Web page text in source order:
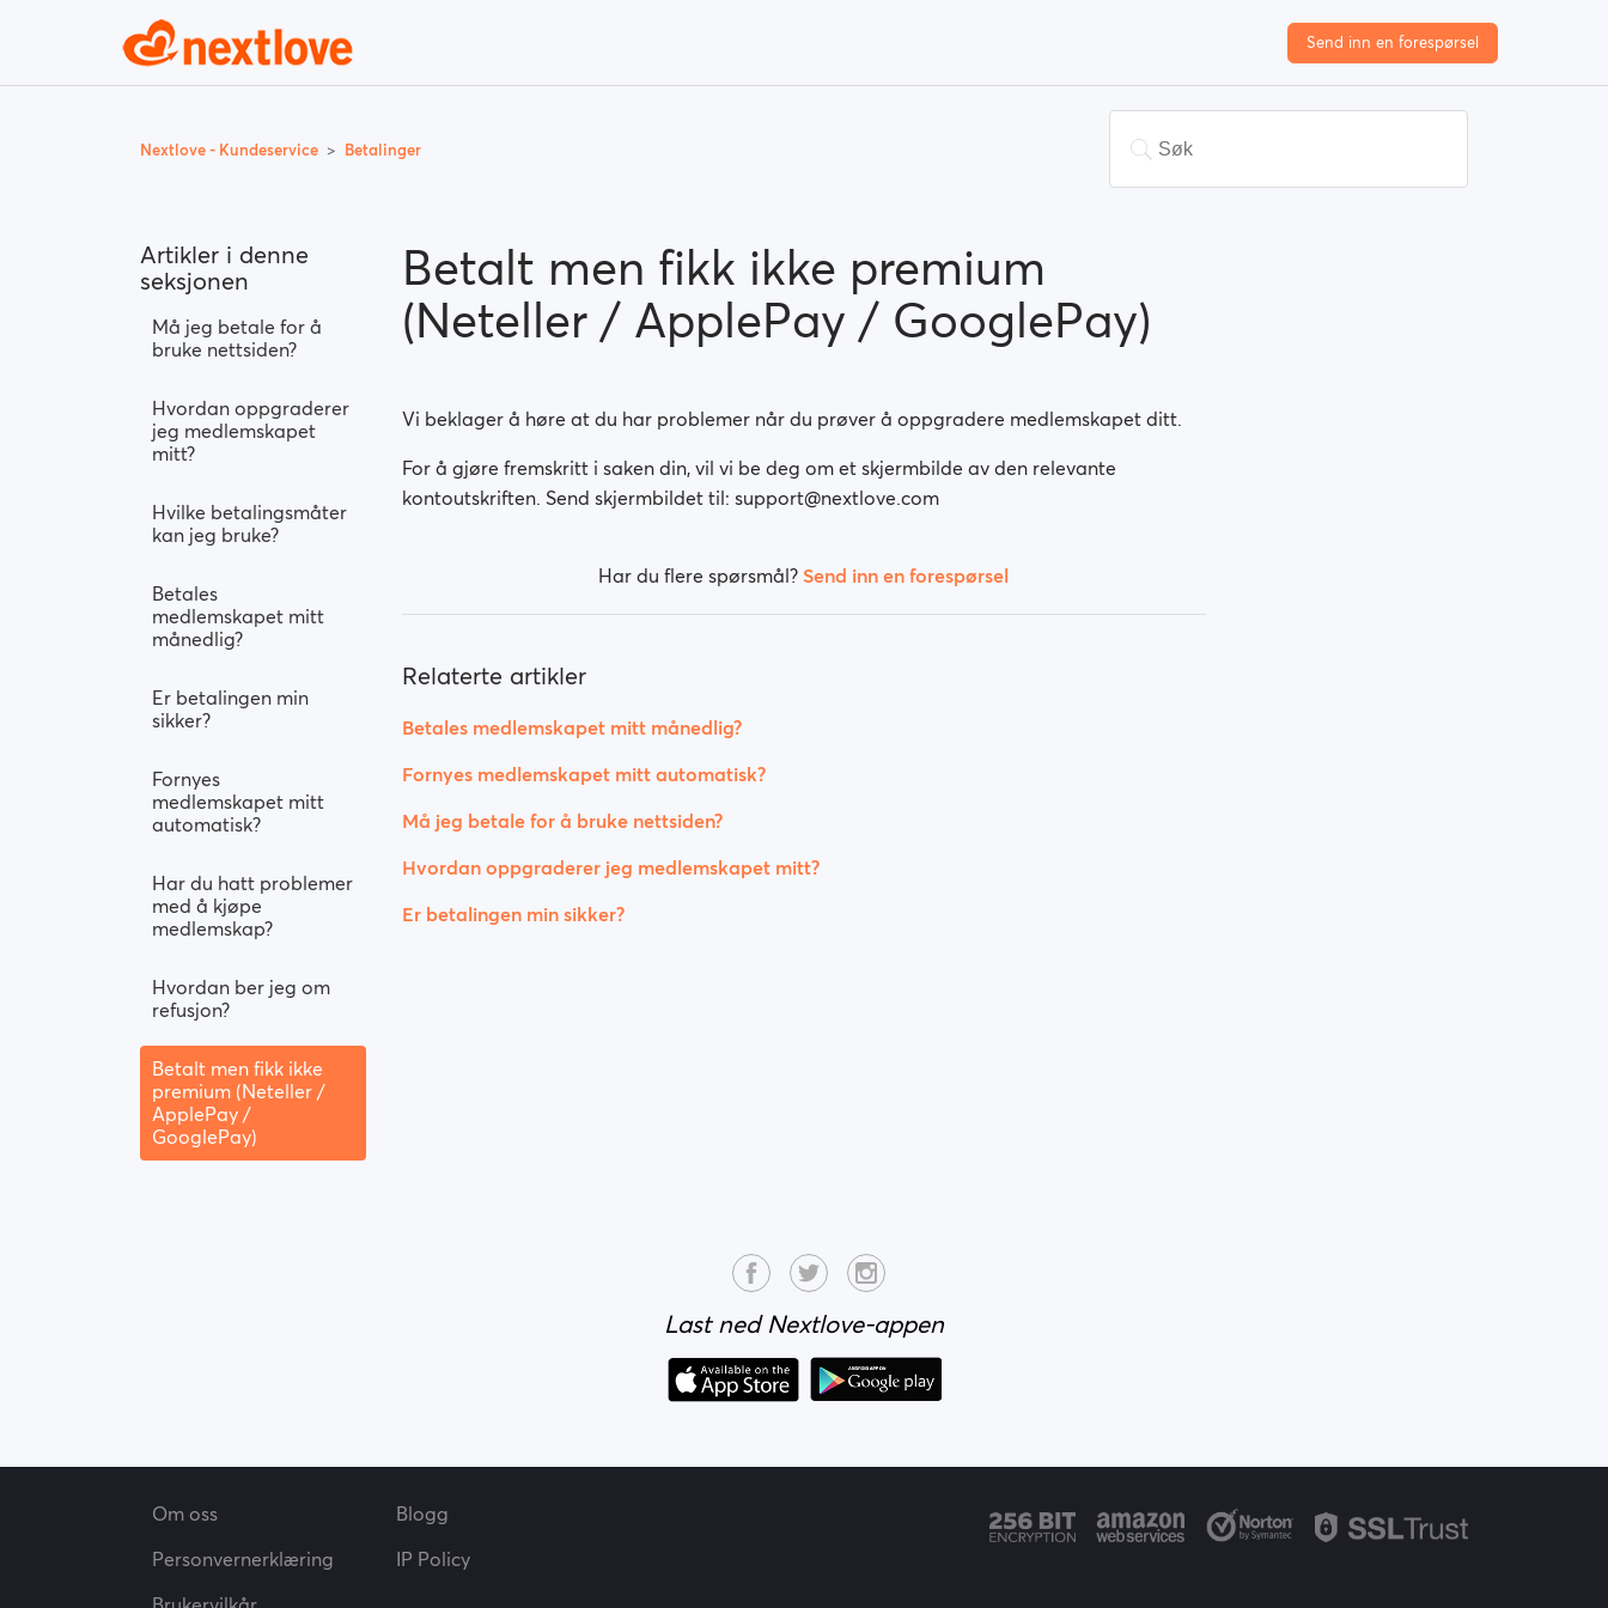
Send inn en forespørsel
Nextlove - Kundeservice Betalinger
Artikler i denne
seksjonen
Må jeg betale for å
bruke nettsiden?
Hvordan oppgraderer
jeg medlemskapet
mitt?
Hvilke betalingsmåter
kan jeg bruke?
Betales
medlemskapet mitt
månedlig?
Er betalingen min
sikker?
Fornyes
medlemskapet mitt
automatisk?
Har du hatt problemer
med å kjøpe
medlemskap?
Hvordan ber jeg om
refusjon?
Betalt men fikk ikke
premium (Neteller /
ApplePay /
GooglePay)
Betalt men fikk ikke premium
(Neteller / ApplePay / GooglePay)
Vi beklager å høre at du har problemer når du prøver å oppgradere medlemskapet ditt.
For å gjøre fremskritt i saken din, vil vi be deg om et skjermbilde av den relevante
kontoutskriften. Send skjermbildet til: support@nextlove.com
Har du flere spørsmål? Send inn en forespørsel
Relaterte artikler
Betales medlemskapet mitt månedlig?
Fornyes medlemskapet mitt automatisk?
Må jeg betale for å bruke nettsiden?
Hvordan oppgraderer jeg medlemskapet mitt?
Er betalingen min sikker?
Last ned Nextlove-appen
Om oss
Blogg
Personvernerklæring
IP Policy